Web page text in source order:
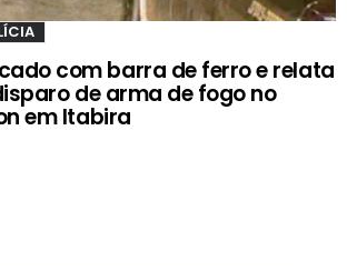
com barra de ferro e relata
de arma de fogo no
em Itabira